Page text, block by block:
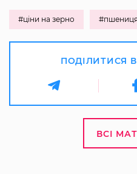
#ціни на зерно #пшениця
ПОДІЛИТИСЯ
ВСІ